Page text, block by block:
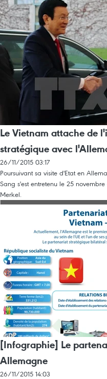
Le Vietnam attache de
stratégique avec
26/11/2015 03:17
Poursuivant sa visite d'Etat en
Sang s'est entretenu le 25
Merkel.
[Infographie] Le
Allemagne
26/11/2015 14:03